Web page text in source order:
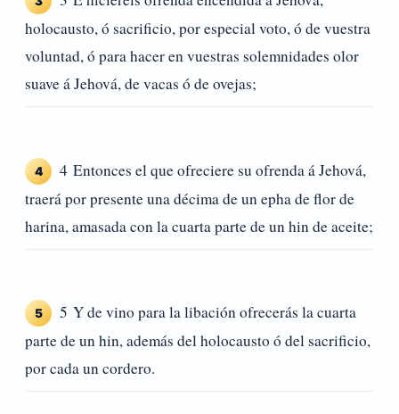
holocausto, ó sacrificio, por especial voto, ó de vuestra
voluntad, ó para hacer en vuestras solemnidades olor
suave á Jehová, de vacas ó de ovejas;
4
4 Entonces el que ofreciere su ofrenda á Jehová,
traerá por presente una décima de un epha de flor de
harina, amasada con la cuarta parte de un hin de aceite;
5
5 Y de vino para la libación ofrecerás la cuarta
parte de un hin, además del holocausto ó del sacrificio,
por cada un cordero.